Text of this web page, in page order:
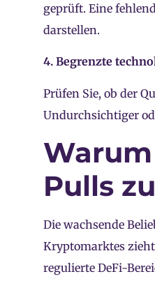
geprüft. Eine
darstellen.
4. Begrenzte
Prüfen Sie, ob der
Undurchsichtiger
Pulls
Die wachsende
Kryptomarktes
regulierte DeFi-